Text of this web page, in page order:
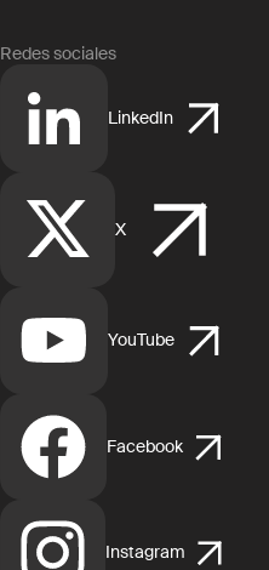
Redes sociales
LinkedIn
X
YouTube
Facebook
Instagram